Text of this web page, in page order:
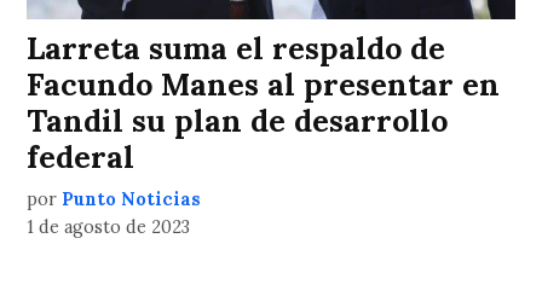
Larreta suma el respaldo de
Facundo Manes al presentar en
Tandil su plan de desarrollo
federal
por Punto Noticias
1 de agosto de 2023